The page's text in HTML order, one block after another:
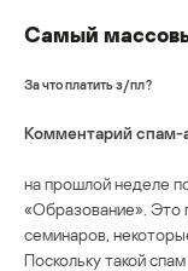
Самый
За что платить з/пл?
Комментарий спам-
на прошлой неделе
«Образование». Это
семинаров,
Поскольку такой